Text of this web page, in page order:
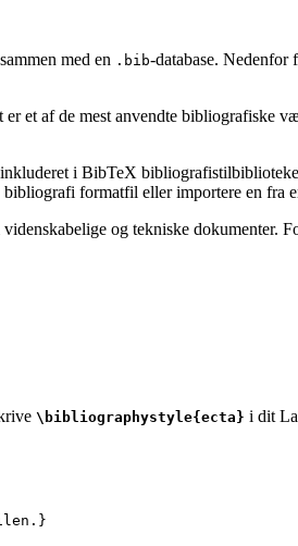
med en .bib-database.
af de mest anvendte bibliografiske
i BibTeX
formatfil eller importere en fra
og tekniske dokumenter.
\bibliographystyle{ecta} i dit